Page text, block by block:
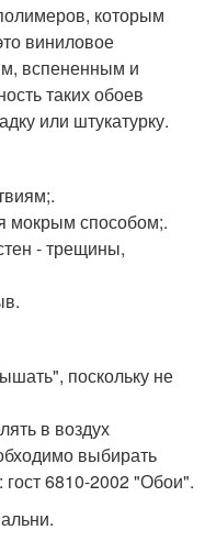
которым
виниловое
вспененным и
таких обоев
или штукатурку.
мокрым способом;.
- трещины,
поскольку не
в воздух
выбирать
6810-2002 "Обои".